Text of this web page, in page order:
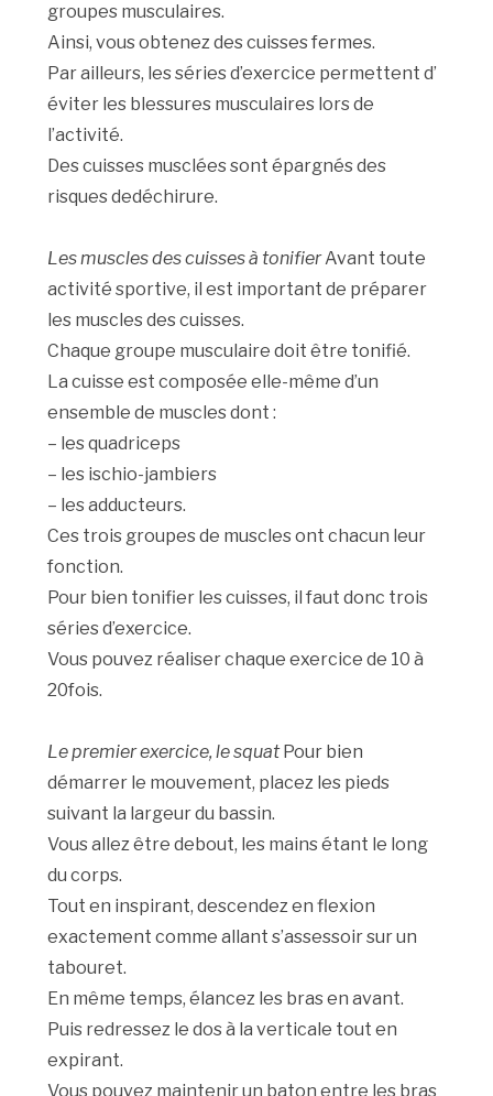
groupes musculaires.
Ainsi, vous obtenez des cuisses fermes.
Par ailleurs, les séries d’exercice permettent d’
éviter les blessures musculaires lors de
l’activité.
Des cuisses musclées sont épargnés des
risques dedéchirure.
Les muscles des cuisses à tonifierAvant toute
activité sportive, il est important de préparer
les muscles des cuisses.
Chaque groupe musculaire doit être tonifié.
La cuisse est composée elle-même d’un
ensemble de muscles dont :
– les quadriceps
– les ischio-jambiers
– les adducteurs.
Ces trois groupes de muscles ont chacun leur
fonction.
Pour bien tonifier les cuisses, il faut donc trois
séries d’exercice.
Vous pouvez réaliser chaque exercice de 10 à
20fois.
Le premier exercice, le squatPour bien
démarrer le mouvement, placez les pieds
suivant la largeur du bassin.
Vous allez être debout, les mains étant le long
du corps.
Tout en inspirant, descendez en flexion
exactement comme allant s’assessoir sur un
tabouret.
En même temps, élancez les bras en avant.
Puis redressez le dos à la verticale tout en
expirant.
Vous pouvez maintenir un baton entre les bras